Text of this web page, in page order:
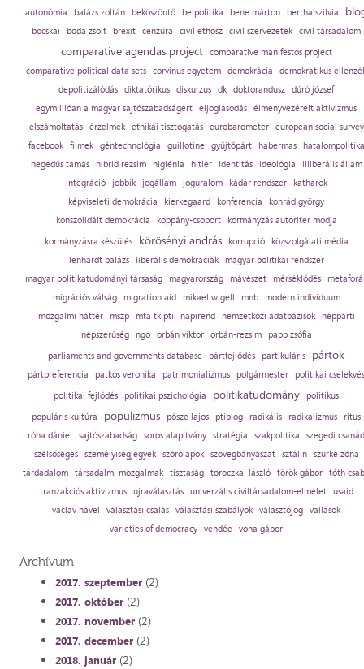
autonómia balázs zoltán beköszöntő belpolitika bene márton bertha szilvia
bocskai boda zsolt brexit cenzúra civil ethosz civil szervezetek civil társadalom
comparative agendas project
comparative manifestos project
comparative political data sets corvinus egyetem demokrácia
demokratikus
depolitizálódás diktatórikus diskurzus dk doktorandusz dúró józsef
egymillióan a magyar sajtószabadságért eljogiasodás élményvezérelt aktivizmus
elszámoltatás
érzelmek etnikai tisztogatás eurobarometer
european social survey
facebook
filmek géntechnológia guillotine gyűjtőpárt habermas
hatalompolitika
hegedűs tamás
hibrid rezsim higiénia hitler identitás ideológia
illiberális állam
integráció
jobbik jogállam joguralom kádár-rendszer
katharok
képviseleti demokrácia
kierkegaard konferencia
konrád györgy
konszolidált demokrácia
koppány-csoport
kormányzás autoriter módja
kormányzásra készülés
körösényi andrás korrupció
közszolgálati média
lenhardt balázs
liberális demokráciák
magyar politikai rendszer
magyar politikatudományi társaság
magyarország mávészet mérséklődés
migrációs válság
migration aid mikael wigell mnb
modern individuum
mozgalmi háttér
mszp mta tk pti napirend nemzetközi adatbázisok
néppárti
népszerűség
ngo orbán viktor orbán-rezsim
papp zsófia
parliaments and governments database
pártfejlődés partikuláris pártok
pártpreferencia patkós veronika patrimonializmus polgármester
politikai
politikai fejlődés
politikai pszichológia politikatudomány
politikus
populáris kultúra
populizmus pősze lajos ptiblog radikális radikalizmus
rítus
róna dániel
sajtószabadság soros alapítvány stratégia szakpolitika
szegedi
szélsőséges
személyiségjegyek szórólapok szövegbányászat sztálin
szürke zóna
tárdadalom társadalmi mozgalmak tisztaság toroczkai lászló török gábor tóth
tranzakciós aktivizmus
újraválasztás univerzális civiltársadalom-elmélet
usaid
vaclav havel
választási csalás választási szabályok választójog vallások
varieties of democracy vendée vona gábor
Archívum
2017. szeptember(2)
2017. október(2)
2017. november(2)
2017. december(2)
2018. január(2)